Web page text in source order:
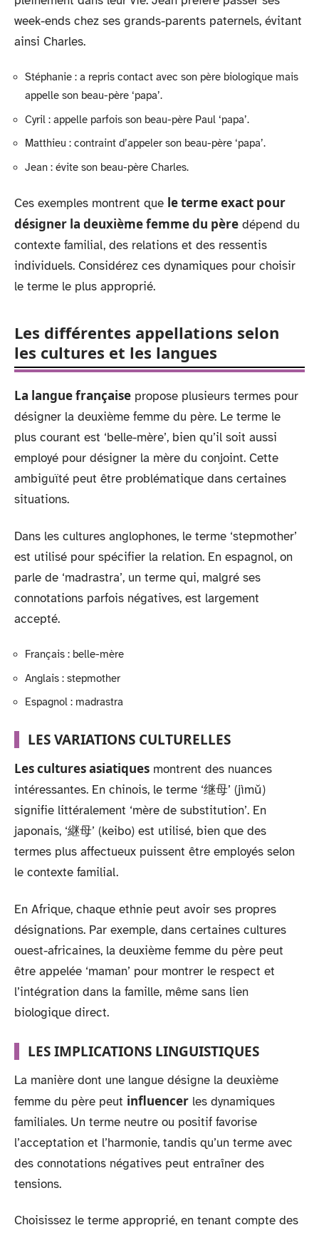
week-ends chez ses grands-parents paternels, évitant
ainsi Charles.
Stéphanie : a repris contact avec son père biologique mais
appelle son beau-père ‘papa’.
Cyril : appelle parfois son beau-père Paul ‘papa’.
Matthieu : contraint d’appeler son beau-père ‘papa’.
Jean : évite son beau-père Charles.
Ces exemples montrent que le terme exact pour
désigner la deuxième femme du père dépend du
contexte familial, des relations et des ressentis
individuels. Considérez ces dynamiques pour choisir
le terme le plus approprié.
Les différentes appellations selon
les cultures et les langues
La langue française propose plusieurs termes pour
désigner la deuxième femme du père. Le terme le
plus courant est ‘belle-mère’, bien qu’il soit aussi
employé pour désigner la mère du conjoint. Cette
ambiguïté peut être problématique dans certaines
situations.
Dans les cultures anglophones, le terme ‘stepmother’
est utilisé pour spécifier la relation. En espagnol, on
parle de ‘madrastra’, un terme qui, malgré ses
connotations parfois négatives, est largement
accepté.
Français : belle-mère
Anglais : stepmother
Espagnol : madrastra
LES VARIATIONS CULTURELLES
Les cultures asiatiques montrent des nuances
intéressantes. En chinois, le terme ‘继母’ (jìmǔ)
signifie littéralement ‘mère de substitution’. En
japonais, ‘継母’ (keibo) est utilisé, bien que des
termes plus affectueux puissent être employés selon
le contexte familial.
En Afrique, chaque ethnie peut avoir ses propres
désignations. Par exemple, dans certaines cultures
ouest-africaines, la deuxième femme du père peut
être appelée ‘maman’ pour montrer le respect et
l’intégration dans la famille, même sans lien
biologique direct.
LES IMPLICATIONS LINGUISTIQUES
La manière dont une langue désigne la deuxième
femme du père peut influencer les dynamiques
familiales. Un terme neutre ou positif favorise
l’acceptation et l’harmonie, tandis qu’un terme avec
des connotations négatives peut entraîner des
tensions.
Choisissez le terme approprié, en tenant compte des